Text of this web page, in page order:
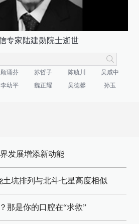
专家陆建勋院士逝世
顾诵芬 苏哲子 陈毓川
吴咸中
李幼平 魏正耀 吴德馨 孙玉
发展增添新动能
坑排列与北斗七星高度相似
那是你的口腔在“求救”